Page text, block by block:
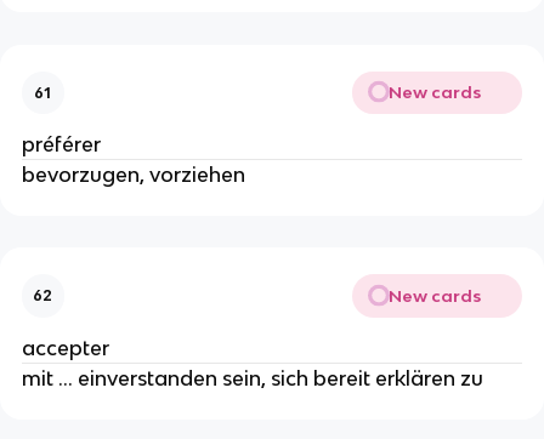
61 New cards
préférer
bevorzugen, vorziehen
62 New cards
accepter
mit ... einverstanden sein, sich bereit erklären zu